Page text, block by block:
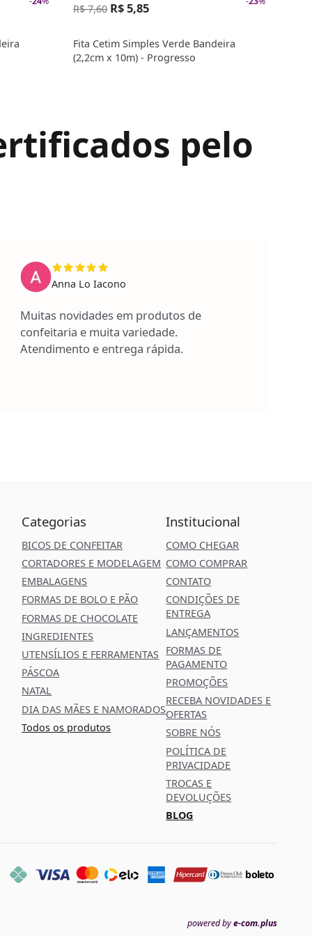
R$ 7,60 R$ 5,85
Fita Cetim Simples Verde Bandeira
(2,2cm x 10m) - Progresso
pelo
Anna Lo Iacono
Muitas novidades em produtos de
confeitaria e muita variedade.
Atendimento e entrega rápida.
Categorias
BICOS DE CONFEITAR
CORTADORES E MODELAGEM
EMBALAGENS
FORMAS DE BOLO E PÃO
FORMAS DE CHOCOLATE
INGREDIENTES
UTENSÍLIOS E FERRAMENTAS
PÁSCOA
NATAL
DIA DAS MÃES E NAMORADOS
Todos os produtos
Institucional
COMO CHEGAR
COMO COMPRAR
CONTATO
CONDIÇÕES DE
ENTREGA
LANÇAMENTOS
FORMAS DE
PAGAMENTO
PROMOÇÕES
RECEBA NOVIDADES E
OFERTAS
SOBRE NÓS
POLÍTICA DE
PRIVACIDADE
TROCAS E
DEVOLUÇÕES
BLOG
boleto
powered bye-com.plus